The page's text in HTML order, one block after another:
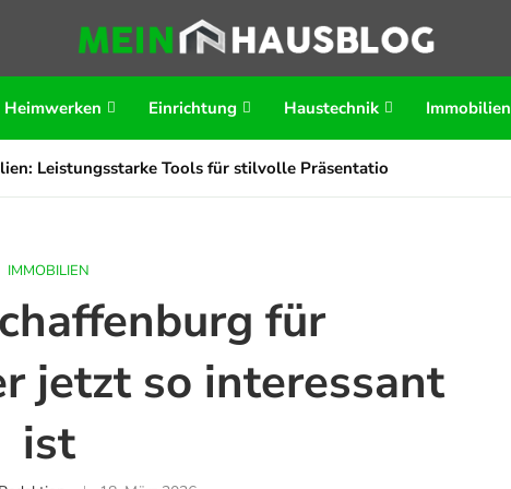
Heimwerken Einrichtung Haustechnik Immobilien
Leistungsstarke Tools für stilvolle Präsentationen
IMMOBILIEN
für
jetzt so interessant
ist